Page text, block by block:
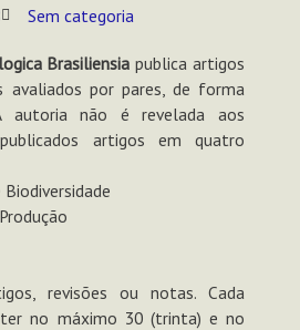
Sem categoria
Brasiliensia publica artigos
avaliados por pares, de forma
autoria não é revelada aos
artigos em quatro
revisões ou notas. Cada
no máximo 30 (trinta) e no